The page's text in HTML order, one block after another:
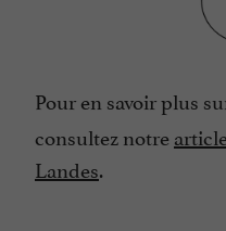
Pour en savoir plus
consultez notre
Landes.